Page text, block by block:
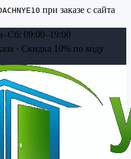
при заказе с сайта
09:00–19:00
· Скидка 10% по коду